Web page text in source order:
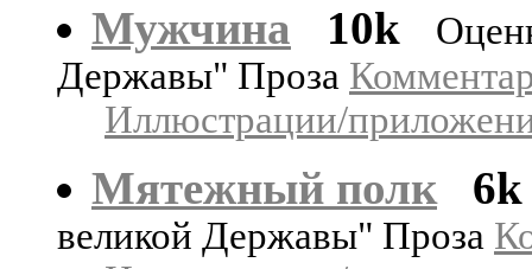
Мужчина 10k
Державы" Проза
Иллюстрации/
Мятежный полк 6k
великой Державы" Проза